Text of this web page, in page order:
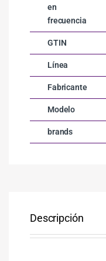
en
frecuencia
GTIN
Línea
Fabricante
Modelo
brands
Descripción